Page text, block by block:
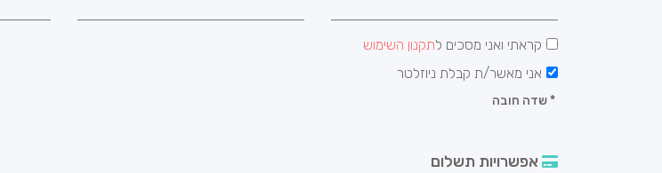
קראתי ואני מסכים לתקנון השימוש
אני מאשר/ת קבלת ניוזלטר
*שדה חובה
אפשרויות תשלום